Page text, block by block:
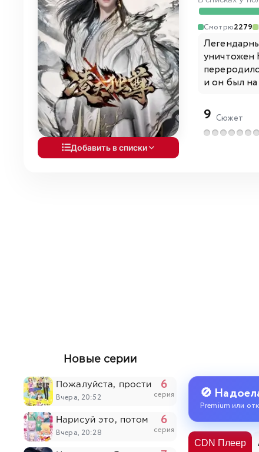
Добавить в списки
Смотрю2279
уничтожен
и он был
9 Сюжет
🚫
Premium или
CDN Плеер
Новые серии
Пожалуйста, простите моих младших
Вчера, 20:52
6
серия
Нарисуй это, потом умри
Вчера, 20:28
6
серия